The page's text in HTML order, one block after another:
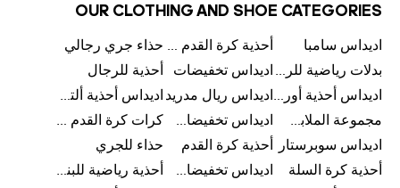
OUR CLOTHING AND SHOE CATEGORIES
اديداس سامبا أحذية كرة القدم للرجال حذاء جري رجالي
بدلات رياضية للرجال اديداس تخفيضات
أحذية للرجال
اديداس أحذية أورجينالز اديداس ريال مدريد
اديداس أحذية ألترا بوست للرجال
مجموعة الملابس الرياضية
اديداس تخفيضات للأطفال
كرات كرة القدم للرجال
اديداس سوبرستار
أحذية كرة القدم
حذاء للجري
أحذية كرة السلة
اديداس تخفيضات للرجال
أحذية رياضية للبنات